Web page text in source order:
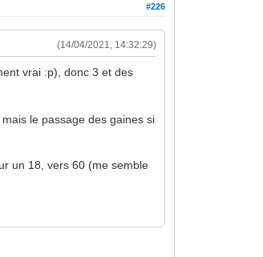
#226
(14/04/2021, 14:32:29)
vrai :p), donc 3 et des
le passage des gaines si
un 18, vers 60 (me semble